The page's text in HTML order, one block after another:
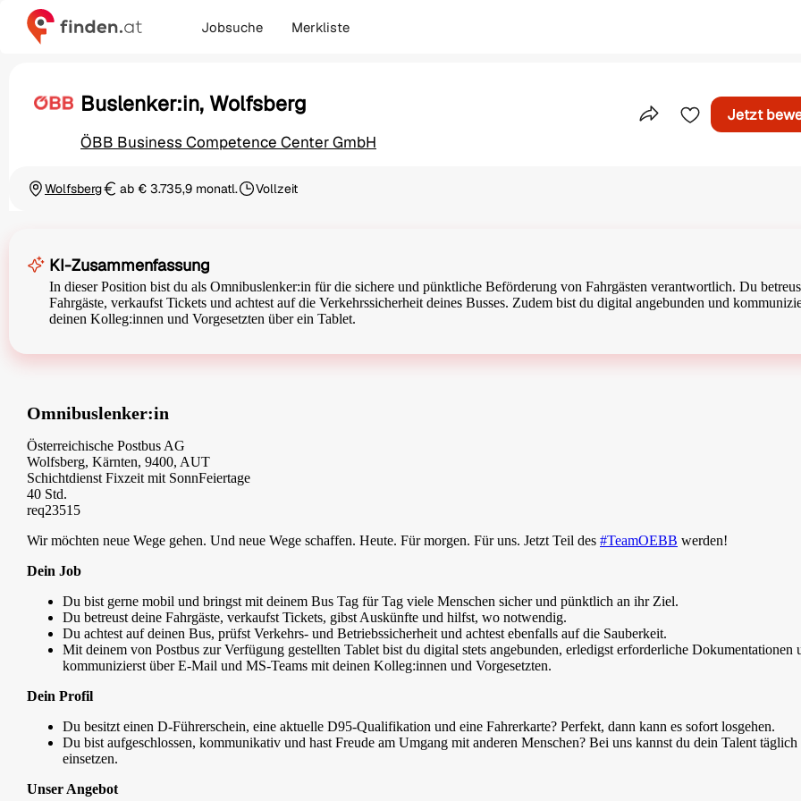
Jobsuche Merkliste
Buslenker:in, Wolfsberg
ÖBB Business Competence Center GmbH
Teile dieses Inserat
Jetzt
Ortschaft
WolfsbergGehaltab € 3.735,9 monatl.Beschäftigungsart
Vollzeit
KI-Zusammenfassung
In dieser Position bist du als Omnibuslenker:in für die sichere und pünktliche Beförderung von Fahrgästen verantwortlich. Du
Fahrgäste, verkaufst Tickets und achtest auf die Verkehrssicherheit deines Busses. Zudem bist du digital angebunden und
deinen Kolleg:innen und Vorgesetzten über ein Tablet.
Omnibuslenker:in
Österreichische Postbus AG
Wolfsberg, Kärnten, 9400, AUT
Schichtdienst Fixzeit mit SonnFeiertage
40 Std.
req23515
Wir möchten neue Wege gehen. Und neue Wege schaffen. Heute. Für morgen. Für uns. Jetzt Teil des #TeamOEBB werden!
Dein Job
Du bist gerne mobil und bringst mit deinem Bus Tag für Tag viele Menschen sicher und pünktlich an ihr Ziel.
Du betreust deine Fahrgäste, verkaufst Tickets, gibst Auskünfte und hilfst, wo notwendig.
Du achtest auf deinen Bus, prüfst Verkehrs- und Betriebssicherheit und achtest ebenfalls auf die Sauberkeit.
Mit deinem von Postbus zur Verfügung gestellten Tablet bist du digital stets angebunden, erledigst erforderliche Dokumentationen
kommunizierst über E-Mail und MS-Teams mit deinen Kolleg:innen und Vorgesetzten.
Dein Profil
Du besitzt einen D-Führerschein, eine aktuelle D95-Qualifikation und eine Fahrerkarte? Perfekt, dann kann es sofort losgehen.
Du bist aufgeschlossen, kommunikativ und hast Freude am Umgang mit anderen Menschen? Bei uns kannst du dein Talent täglich
einsetzen.
Unser Angebot